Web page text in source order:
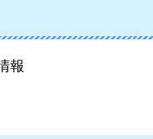
報